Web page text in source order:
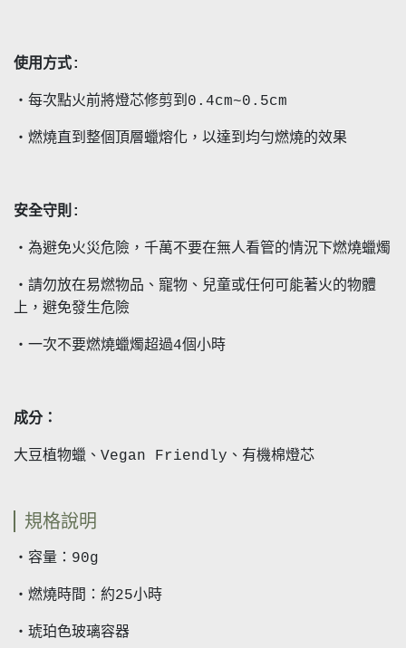
使用方式:
・每次點火前將燈芯修剪到0.4cm~0.5cm
・燃燒直到整個頂層蠟熔化，以達到均勻燃燒的效果
安全守則:
・為避免火災危險，千萬不要在無人看管的情況下燃燒蠟燭
・請勿放在易燃物品、寵物、兒童或任何可能著火的物體
上，避免發生危險
・一次不要燃燒蠟燭超過4個小時
成分：
大豆植物蠟、Vegan Friendly、有機棉燈芯
規格說明
・容量：90g
・燃燒時間：約25小時
・琥珀色玻璃容器